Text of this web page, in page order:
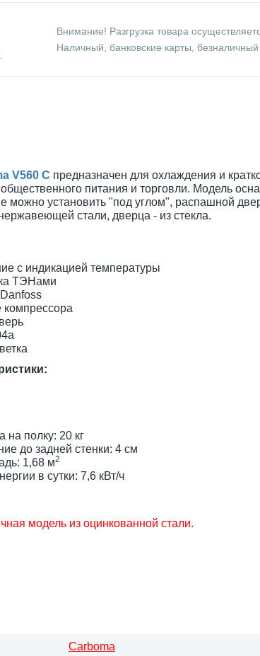
Внимание! Разгрузка товара
Наличный, банковские карты,
V560 С предназначен для охлаждения и
питания и торговли. Модель
можно установить "под углом", распашной
стали, дверца - из стекла.
с индикацией температуры
ТЭНами
на полку: 20 кг
до задней стенки: 4 см
1,68 м2
в сутки: 7,6 кВт/ч
модель из оцинкованной стали.
Carboma